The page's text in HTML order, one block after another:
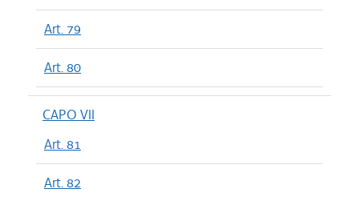
Art. 79
Art. 80
CAPO VII
Art. 81
Art. 82